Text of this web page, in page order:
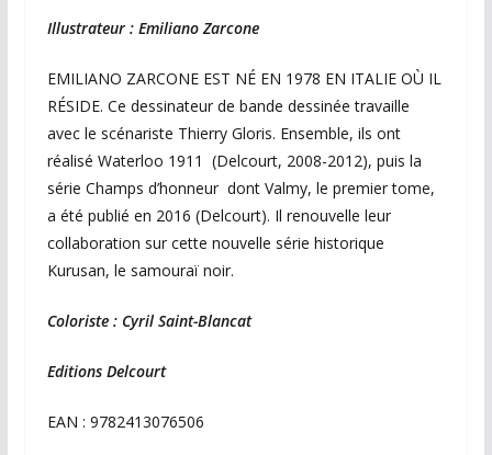
Illustrateur : Emiliano Zarcone
EMILIANO ZARCONE EST NÉ EN 1978 EN ITALIE OÙ IL
RÉSIDE. Ce dessinateur de bande dessinée travaille
avec le scénariste Thierry Gloris. Ensemble, ils ont
réalisé Waterloo 1911 (Delcourt, 2008-2012), puis la
série Champs d’honneur dont Valmy, le premier tome,
a été publié en 2016 (Delcourt). Il renouvelle leur
collaboration sur cette nouvelle série historique
Kurusan, le samouraï noir.
Coloriste : Cyril Saint-Blancat
Editions Delcourt
EAN : 9782413076506